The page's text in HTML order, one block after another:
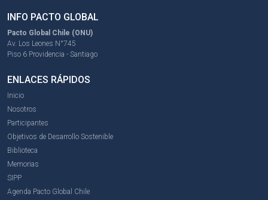
INFO PACTO GLOBAL
Pacto Global Chile (ONU)
Av. Los Leones N°745
Piso 6 Providencia - Santiago
ENLACES RÁPIDOS
Inicio
Nosotros
Participantes
Objetivos de Desarrollo Sostenible
Biblioteca
Memorias
SIPP
Agenda Pacto Global Chile